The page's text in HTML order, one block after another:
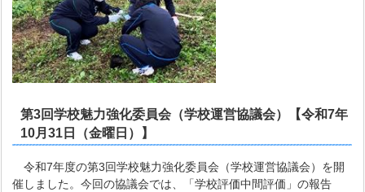
第3回学校魅力強化委員会（学校運営協議会）【令和7年
10月31日（金曜日）】
令和7年度の第3回学校魅力強化委員会（学校運営協議会）を開
催しました。今回の協議会では、「学校評価中間評価」の報告